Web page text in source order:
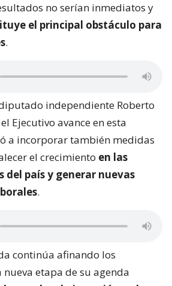
no serían inmediatos y
el principal obstáculo para
.
independiente Roberto
Ejecutivo avance en esta
a incorporar también medidas
el crecimiento en las
del país y generar nuevas
.
continúa afinando los
etapa de su agenda